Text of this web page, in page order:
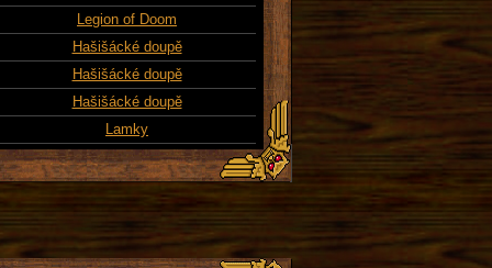
Legion of Doom
Hašišácké doupě
Hašišácké doupě
Hašišácké doupě
Lamky